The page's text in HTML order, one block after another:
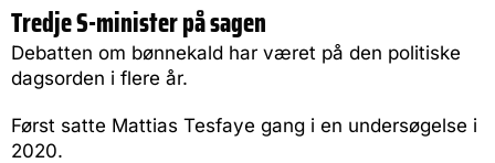
Tredje S-minister på sagen
Debatten om bønnekald har været på den politiske
dagsorden i flere år.
Først satte Mattias Tesfaye gang i en undersøgelse i
2020.